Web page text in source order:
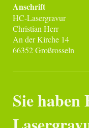
Anschrift
HC-Lasergravur
Christian Herr
An der Kirche 14
66352 Großrosseln
Sie haben